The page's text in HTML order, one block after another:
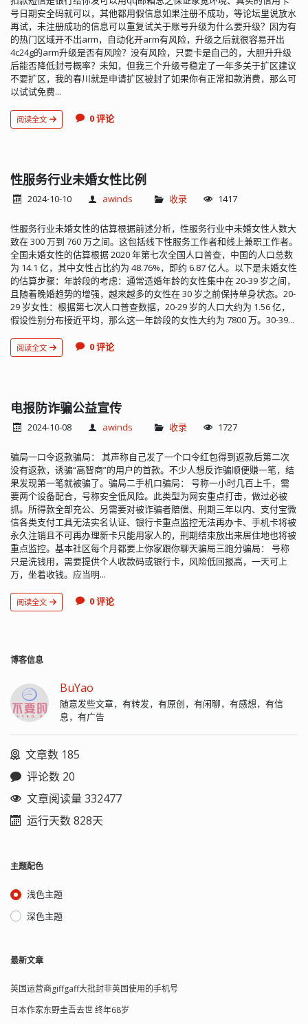
号日期安全码就可以，其他都用假信息如果注册不成功，等论坛里说放水
再试，未注册成功的信息可以重复试关于账号升级为什么要升级？因为有
的热门区域开不出arm，自动化开arm有风险，升级之后就很容易开出
4c24g的arm升级是否有风险？没有风险，只要卡是自己的，大胆升升级
后能否降低封号概率？未知，但我三个升级号稳定了一年多关于扩区建议
不要扩区，我的春川就是申请扩区被封了如果你有正常扣款消费，那么可
以试试免费...
阅读全文 0 评论
性服务行业未婚女性比例
2024-10-10 awinds 收录 1417
性服务行业未婚女性的估算根据前述分析，性服务行业中未婚女性人数大
致在 300 万到 760 万之间。这包括线下性服务工作者和线上兼职工作者。
全国未婚女性的估算根据 2020 年第七次全国人口普查，中国的人口总数
为 14.1 亿，其中女性占比约为 48.76%，即约 6.87 亿人。以下是未婚女性
的估算步骤：年龄段的考虑：通常适婚年龄的女性集中在 20-39 岁之间，
且随着晚婚趋势的增强，越来越多的女性在 30 岁之前保持单身状态。20-
29 岁女性：根据第七次人口普查数据，20-29 岁的人口大约为 1.56 亿，
假设性别分布接近平均，那么这一年龄段的女性大约为 7800 万。30-39...
阅读全文 0 评论
电报防诈骗公益宣传
2024-10-08 awinds 收录 1727
骗局一口令返款骗局： 其声称自己发了一个口令红包得到返款后第二次
没有返款，诱骗“高智商”的用户的首款。不少人想反诈骗顺便赚一笔，结
果发现第一笔就被骗了。骗局二手机口骗局： 号称一小时几百上千，需
要两个设备配合，号称安全低风险。此类型为网安重点打击，做过必被
抓。所得款全部充公、另需要对被诈骗者赔偿、刑期三年以内、支付宝微
信各类支付工具无法实名认证、银行卡重点监控无法再办卡、手机卡将被
永久注销且不可再办理新卡只能用家人的，刑期结束放出来居住地也将被
重点监控。基本社区每个月都要上你家跟你聊天骗局三跑分骗局： 号称
只是洗钱用，需要提供个人收款码或银行卡，风险低回报高，一天可上
万，坐着收钱。应当明...
阅读全文 0 评论
博客信息
BuYao
随意发些文章，有转发，有原创，有闲聊，有感想，有信
息，有广告
文章数 185
评论数 20
文章阅读量 332477
运行天数 828天
主题配色
浅色主题
深色主题
最新文章
英国运营商giffgaff大批封非英国使用的手机号
日本作家东野圭吾去世 终年68岁